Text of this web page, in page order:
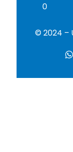
0
© 2024 –